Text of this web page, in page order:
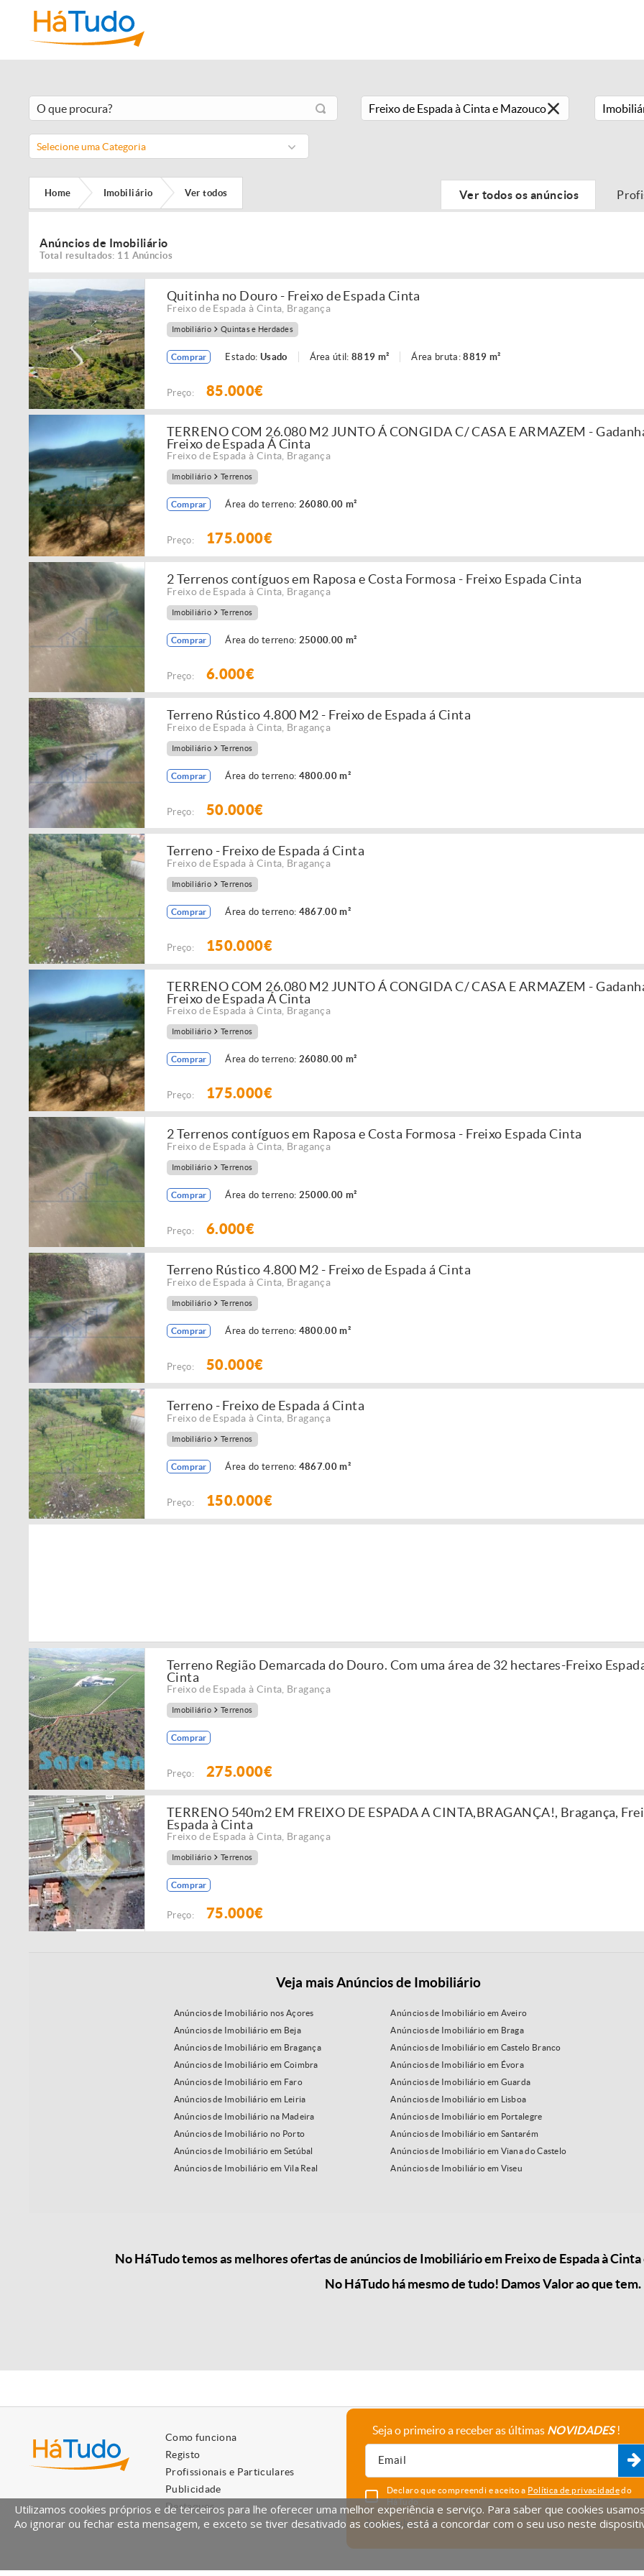
Selecione uma Categoria
Home Imobiliário Ver todos Ver todos os anúncios
Anúncios de Imobiliário
Total resultados: 11 Anúncios
Quitinha no Douro - Freixo de Espada Cinta
Freixo de Espada à Cinta Bragança
Imobiliário Quintas e Herdades
Comprar Estado: Usado Área útil:8819 m² Área bruta:8819 m²
Preço: 85.000€
TERRENO COM 26.080 M2 JUNTO Á CONGIDA C/ CASA E ARMAZEM -
Freixo de Espada Á Cinta
Freixo de Espada à Cinta Bragança
Imobiliário Terrenos
Comprar Área do terreno: 26080.00 m²
Preço: 175.000€
2 Terrenos contíguos em Raposa e Costa Formosa - Freixo Espada Cinta
Freixo de Espada à Cinta Bragança
Imobiliário Terrenos
Comprar Área do terreno: 25000.00 m²
Preço: 6.000€
Terreno Rústico 4.800 M2 - Freixo de Espada á Cinta
Freixo de Espada à Cinta Bragança
Imobiliário Terrenos
Comprar Área do terreno: 4800.00 m²
Preço: 50.000€
Terreno - Freixo de Espada á Cinta
Freixo de Espada à Cinta Bragança
Imobiliário Terrenos
Comprar Área do terreno: 4867.00 m²
Preço: 150.000€
TERRENO COM 26.080 M2 JUNTO Á CONGIDA C/ CASA E ARMAZEM -
Freixo de Espada Á Cinta
Freixo de Espada à Cinta Bragança
Imobiliário Terrenos
Comprar Área do terreno: 26080.00 m²
Preço: 175.000€
2 Terrenos contíguos em Raposa e Costa Formosa - Freixo Espada Cinta
Freixo de Espada à Cinta Bragança
Imobiliário Terrenos
Comprar Área do terreno: 25000.00 m²
Preço: 6.000€
Terreno Rústico 4.800 M2 - Freixo de Espada á Cinta
Freixo de Espada à Cinta Bragança
Imobiliário Terrenos
Comprar Área do terreno: 4800.00 m²
Preço: 50.000€
Terreno - Freixo de Espada á Cinta
Freixo de Espada à Cinta Bragança
Imobiliário Terrenos
Comprar Área do terreno: 4867.00 m²
Preço: 150.000€
Terreno Região Demarcada do Douro. Com uma área de 32 hectares-Freixo
Cinta
Freixo de Espada à Cinta Bragança
Imobiliário Terrenos
Comprar
Preço: 275.000€
TERRENO 540m2 EM FREIXO DE ESPADA A CINTA,BRAGANÇA!, Bragança,
Espada à Cinta
Freixo de Espada à Cinta Bragança
Imobiliário Terrenos
Comprar
Preço: 75.000€
Veja mais Anúncios de Imobiliário
Anúncios de Imobiliário nos Açores
Anúncios de Imobiliário em Aveiro
Anúncios de Imobiliário em Beja
Anúncios de Imobiliário em Braga
Anúncios de Imobiliário em Bragança
Anúncios de Imobiliário em Castelo Branco
Anúncios de Imobiliário em Coimbra
Anúncios de Imobiliário em Évora
Anúncios de Imobiliário em Faro
Anúncios de Imobiliário em Guarda
Anúncios de Imobiliário em Leiria
Anúncios de Imobiliário em Lisboa
Anúncios de Imobiliário na Madeira
Anúncios de Imobiliário em Portalegre
Anúncios de Imobiliário no Porto
Anúncios de Imobiliário em Santarém
Anúncios de Imobiliário em Setúbal
Anúncios de Imobiliário em Viana do Castelo
Anúncios de Imobiliário em Vila Real
Anúncios de Imobiliário em Viseu
No HáTudo temos as melhores ofertas de anúncios de Imobiliário em Freixo de Espada à
No HáTudo há mesmo de tudo! Damos Valor ao que tem.
Como funciona
Registo
Profissionais e Particulares
Publicidade
Destaques
A empresa
Parceiros
Seja o primeiro a receber as últimas NOVIDADES!
Declaro que compreendi e aceito a Política de privacidadedo
HáTudo.
Anular subscrição
Utilizamos cookies próprios e de terceiros para lhe oferecer uma melhor experiência e serviço. Para saber que cookies
Ao ignorar ou fechar esta mensagem, e exceto se tiver desativado as cookies, está a concordar com o seu uso neste